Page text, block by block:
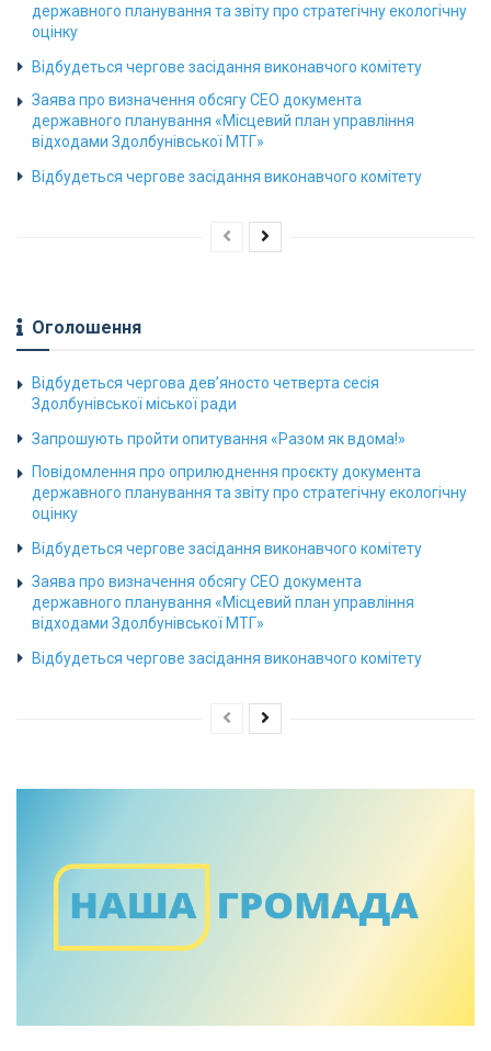
державного планування та звіту про стратегічну екологічну
оцінку
Відбудеться чергове засідання виконавчого комітету
Заява про визначення обсягу СЕО документа
державного планування «Місцевий план управління
відходами Здолбунівської МТГ»
Відбудеться чергове засідання виконавчого комітету
Оголошення
Відбудеться чергова дев’яносто четверта сесія
Здолбунівської міської ради
Запрошують пройти опитування «Разом як вдома!»
Повідомлення про оприлюднення проєкту документа
державного планування та звіту про стратегічну екологічну
оцінку
Відбудеться чергове засідання виконавчого комітету
Заява про визначення обсягу СЕО документа
державного планування «Місцевий план управління
відходами Здолбунівської МТГ»
Відбудеться чергове засідання виконавчого комітету